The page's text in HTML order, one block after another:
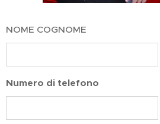
NOME COGNOME
Numero di telefono